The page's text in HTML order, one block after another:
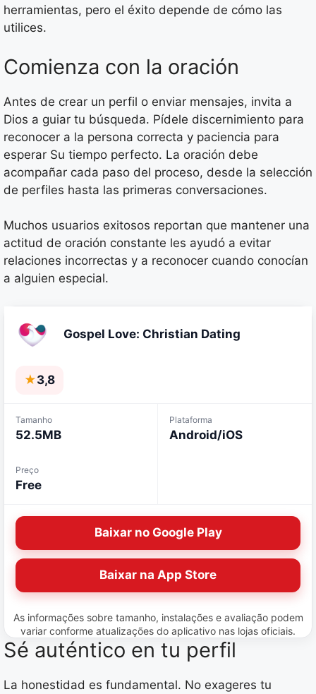
herramientas, pero el éxito depende de cómo las
utilices.
Comienza con la oración
Antes de crear un perfil o enviar mensajes, invita a
Dios a guiar tu búsqueda. Pídele discernimiento para
reconocer a la persona correcta y paciencia para
esperar Su tiempo perfecto. La oración debe
acompañar cada paso del proceso, desde la selección
de perfiles hasta las primeras conversaciones.
Muchos usuarios exitosos reportan que mantener una
actitud de oración constante les ayudó a evitar
relaciones incorrectas y a reconocer cuando conocían
a alguien especial.
Gospel Love: Christian Dating
★3,8
Tamanho
52.5MB
Plataforma
Android/iOS
Preço
Free
Baixar no Google Play
Baixar na App Store
As informações sobre tamanho, instalações e avaliação podem
variar conforme atualizações do aplicativo nas lojas oficiais.
Sé auténtico en tu perfil
La honestidad es fundamental. No exageres tu